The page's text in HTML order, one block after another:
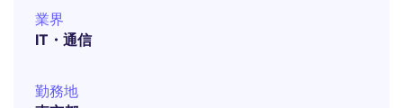
業界
IT・通信
勤務地